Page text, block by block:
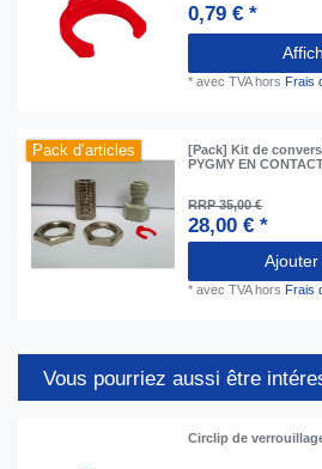
0,79 € *
*avec TVAhors Frais
Pack d’articles
[Pack] Kit de
PYGMY EN
RRP 35,00 €
28,00 € *
*avec TVAhors Frais
Vous pourriez aussi être
Circlip de